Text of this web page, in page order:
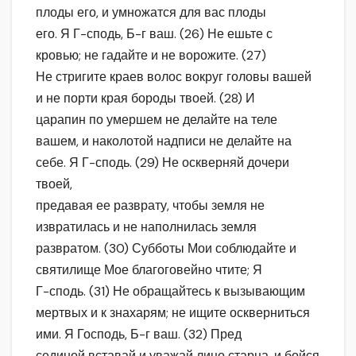
плоды его, и умножатся для вас плоды
его. Я Г-сподь, Б-г ваш. (26) Не ешьте с
кровью; не гадайте и не ворожите. (27)
Не стригите краев волос вокруг головы вашей
и не порти края бороды твоей. (28) И
царапин по умершем не делайте на теле
вашем, и наколотой надписи не делайте на
себе. Я Г-сподь. (29) Не оскверняй дочери
твоей,
предавая ее разврату, чтобы земля не
извратилась и не наполнилась земля
развратом. (30) Субботы Мои соблюдайте и
святилище Мое благоговейно чтите; Я
Г-сподь. (31) Не обращайтесь к вызывающим
мертвых и к знахарям; не ищите оскверниться
ими. Я Господь, Б-г ваш. (32) Пред